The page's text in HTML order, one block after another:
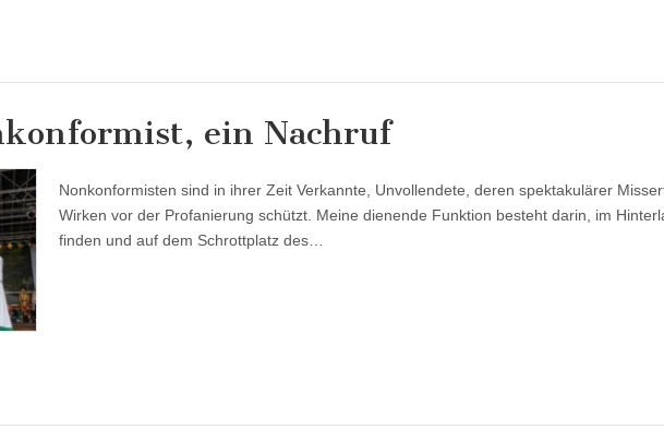
ein Nachruf
Nonkonformisten sind in ihrer Zeit Verkannte, Unvollendete, deren spektakulärer
Wirken vor der Profanierung schützt. Meine dienende Funktion besteht darin, im
finden und auf dem Schrottplatz des…